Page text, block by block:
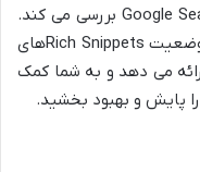
Product Snippets) را در Google Search Console بررسی می کند.
این گزارش، اطلاعات ارزشمندی در مورد وضعیت Rich Snippetsهای
می دهد و به شما کمک
پایش و بهبود بخشید.